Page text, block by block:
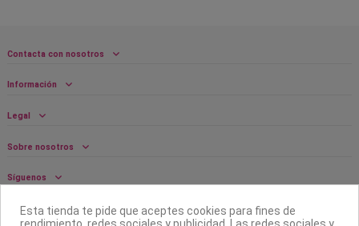
Contacta con nosotros
Información
Legal
Sobre nosotros
Síguenos
Boletín
Esta tienda te pide que aceptes cookies para fines de